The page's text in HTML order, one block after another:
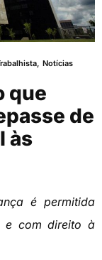
, Notícias
que
de
às
é permitida
e com direito à